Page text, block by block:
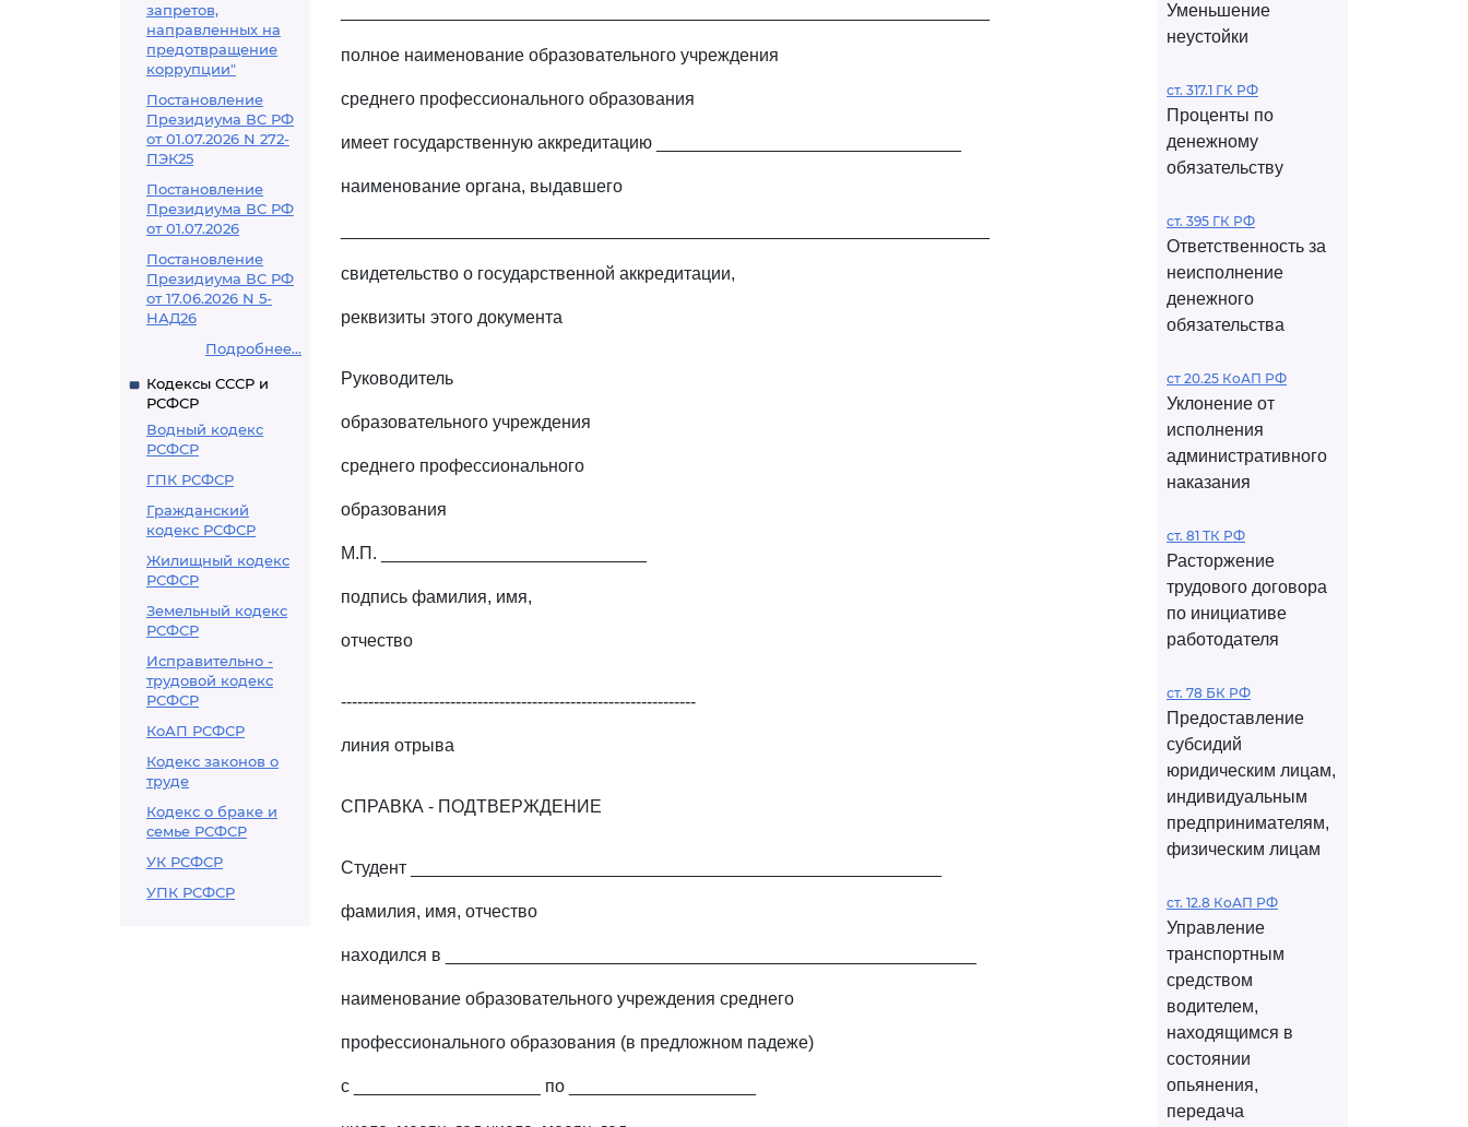
запретов,
направленных на
предотвращение
коррупции"
Постановление
Президиума ВС РФ
от 01.07.2026 N 272-
ПЭК25
Постановление
Президиума ВС РФ
от 01.07.2026
Постановление
Президиума ВС РФ
от 17.06.2026 N 5-
НАД26
Подробнее...
Кодексы СССР и
РСФСР
Водный кодекс
РСФСР
ГПК РСФСР
Гражданский
кодекс РСФСР
Жилищный кодекс
РСФСР
Земельный кодекс
РСФСР
Исправительно -
трудовой кодекс
РСФСР
КоАП РСФСР
Кодекс законов о
труде
Кодекс о браке и
семье РСФСР
УК РСФСР
УПК РСФСР
полное наименование образовательного учреждения
среднего профессионального образования
имеет государственную аккредитацию _______________________________
наименование органа, выдавшего
свидетельство о государственной аккредитации,
реквизиты этого документа
Руководитель
образовательного учреждения
среднего профессионального
образования
М.П. ___________________________
подпись фамилия, имя,
отчество
-----------------------------------------------------------------
линия отрыва
СПРАВКА - ПОДТВЕРЖДЕНИЕ
Студент ______________________________________________________
фамилия, имя, отчество
находился в ______________________________________________________
наименование образовательного учреждения среднего
профессионального образования (в предложном падеже)
с ___________________ по ___________________
Уменьшение
неустойки
ст. 317.1 ГК РФ
Проценты по
денежному
обязательству
ст. 395 ГК РФ
Ответственность за
неисполнение
денежного
обязательства
ст 20.25 КоАП РФ
Уклонение от
исполнения
административного
наказания
ст. 81 ТК РФ
Расторжение
трудового договора
по инициативе
работодателя
ст. 78 БК РФ
Предоставление
субсидий
юридическим лицам,
индивидуальным
предпринимателям,
физическим лицам
ст. 12.8 КоАП РФ
Управление
транспортным
средством
водителем,
находящимся в
состоянии
опьянения,
передача